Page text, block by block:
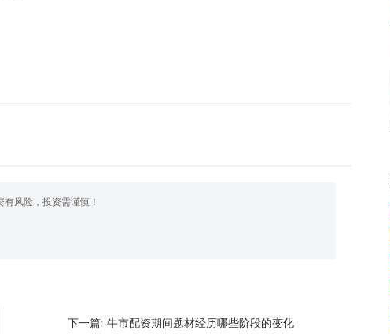
风险，投资需谨慎！
下一篇: 牛市配资期间题材经历哪些阶段的变化